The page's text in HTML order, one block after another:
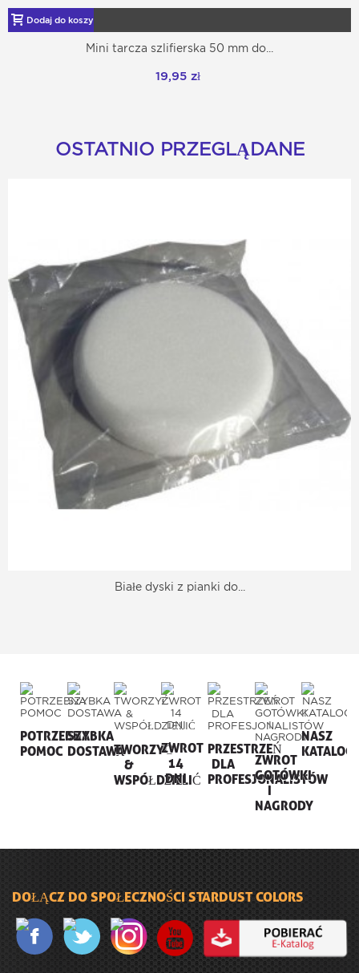
Dodaj do koszyka
Mini tarcza szlifierska 50 mm do...
19,95 zł
OSTATNIO PRZEGLĄDANE
Białe dyski z pianki do...
POTRZEBNA
POMOC
SZYBKA
DOSTAWATWORZYĆ
&
WSPÓŁDZIELIĆ
ZWROT
14
DNI
PRZESTRZEŃ
DLA
PROFESJONALISTÓW
ZWROT
GOTÓWKI
I
NAGRODY
NASZ
KATALOG
DOŁĄCZ DO SPOŁECZNOŚCI STARDUST COLORS